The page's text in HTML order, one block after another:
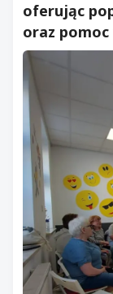
oferując
oraz